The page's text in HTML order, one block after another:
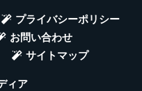
プライバシーポリシー
お問い合わせ
サイトマップ
ィア